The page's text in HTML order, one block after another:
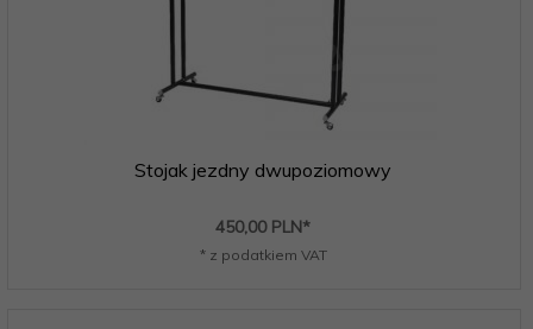
Stojak jezdny dwupoziomowy
450,00 PLN*
* z podatkiem VAT